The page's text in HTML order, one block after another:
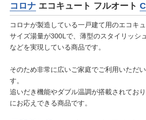
コロナ エコキュート フルオート
コロナが製造している一戸建て用のエコキュ
サイズ湯量が300Lで、薄型のスタイリッシ
などを実現している商品です。
そのため非常に広いご家庭でご利用いただ
す。
追いだき機能やダブル温調が搭載されてお
にお応えできる商品です。